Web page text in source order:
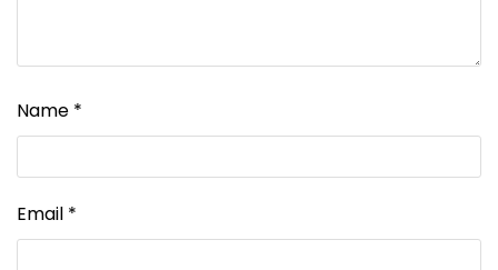
Name *
Email *